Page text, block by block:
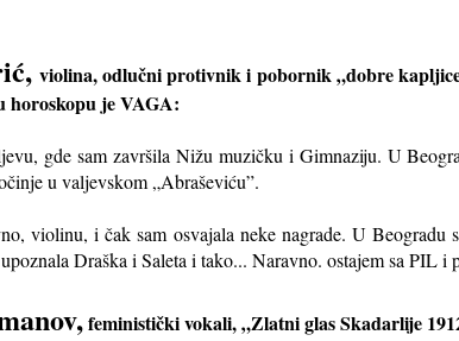
violina, odlučni protivnik i pobornik „dobre
horoskopu je VAGA:
gde sam završila Nižu muzičku i Gimnaziju. U
u valjevskom „Abraševiću”.
violinu, i čak sam osvajala neke nagrade. U
Draška i Saleta i tako... Naravno. ostajem sa PIL i
feministički vokali, „Zlatni glas Skadarlije